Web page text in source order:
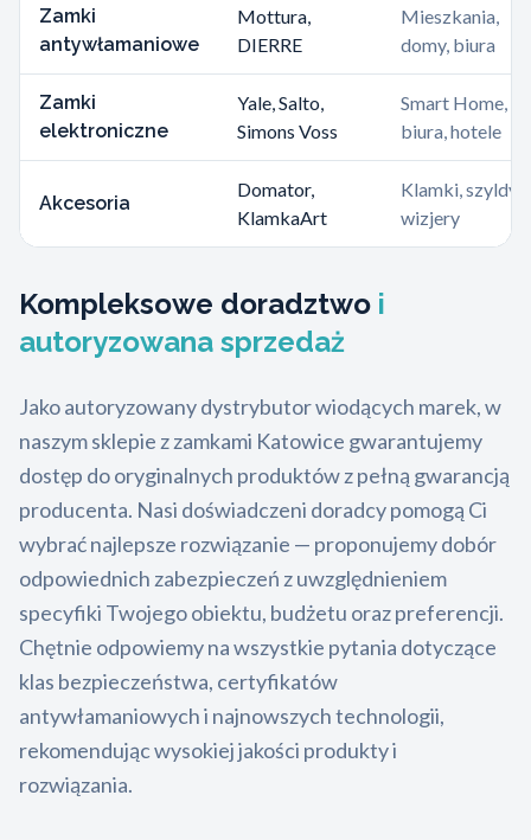
Zamki
antywłamaniowe
Mottura,
DIERRE
Mieszkania,
domy, biura
Zamki
elektroniczne
Yale, Salto,
Simons Voss
Smart Home,
biura, hotele
Akcesoria
Domator,
KlamkaArt
Klamki, szyldy,
wizjery
Kompleksowe doradztwo i
autoryzowana sprzedaż
Jako autoryzowany dystrybutor wiodących marek, w
naszym sklepie z zamkami Katowice gwarantujemy
dostęp do oryginalnych produktów z pełną gwarancją
producenta. Nasi doświadczeni doradcy pomogą Ci
wybrać najlepsze rozwiązanie — proponujemy dobór
odpowiednich zabezpieczeń z uwzględnieniem
specyfiki Twojego obiektu, budżetu oraz preferencji.
Chętnie odpowiemy na wszystkie pytania dotyczące
klas bezpieczeństwa, certyfikatów
antywłamaniowych i najnowszych technologii,
rekomendując wysokiej jakości produkty i
rozwiązania.